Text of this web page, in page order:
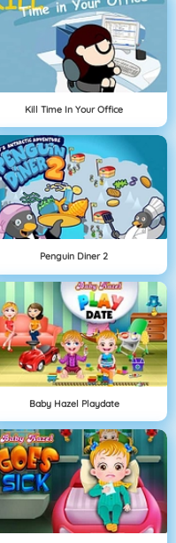
Kill Time In Your Office
Penguin Diner 2
Baby Hazel Playdate